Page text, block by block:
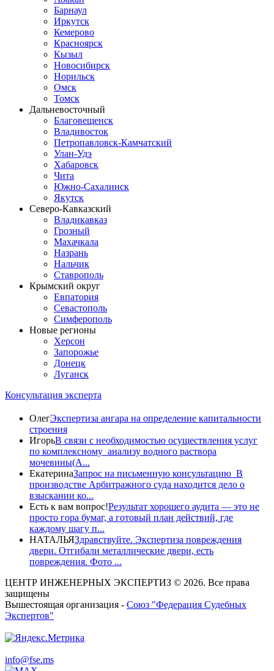
Барнаул
Иркутск
Кемерово
Красноярск
Кызыл
Новосибирск
Норильск
Омск
Томск
Дальневосточный
Благовещенск
Владивосток
Петропавловск-Камчатский
Улан-Удэ
Хабаровск
Чита
Южно-Сахалинск
Якутск
Северо-Кавказский
Владикавказ
Грозный
Махачкала
Назрань
Нальчик
Ставрополь
Крымский округ
Евпатория
Севастополь
Симферополь
Новые регионы
Херсон
Запорожье
Донецк
Луганск
Консультация эксперта
ОлегЭкспертиза ангара на определение капитальности
строения
ИгорьВ связи с необходимостью осуществления услуг
по комплексному анализу водного раствора
мочевины(A...
ЕкатеринаЗапрос на письменную консультацию В
производстве Арбитражного суда находится дело о
взыскании ко...
Есть к вам вопрос!Результат хорошего аудита — это не
просто гора бумаг, а готовый план действий, где
каждому шагу п...
НАТАЛЬЯЗдравствуйте. Экспертиза повреждения
двери. Отгибали металлические двери, есть
повреждения. Фото ...
ЦЕНТР ИНЖЕНЕРНЫХ ЭКСПЕРТИЗ © 2026. Все права
защищены
Вышестоящая организация - Союз "Федерация Судебных
Экспертов"
info@fse.ms